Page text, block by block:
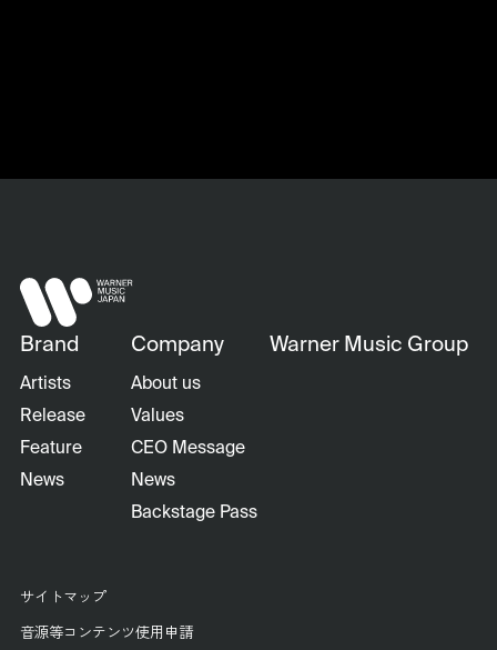
Brand
Artists
Release
Feature
News
Company
About us
Values
CEO Message
News
Backstage Pass
Warner Music Group
サイトマップ
音源等コンテンツ使用申請